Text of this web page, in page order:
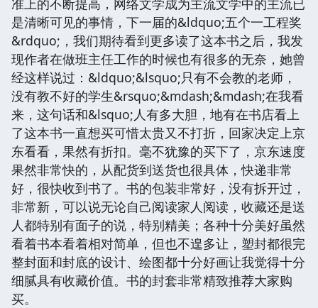
准上的不断提高，网络文学成为主流文学中的主流已
是清晰可见的事情，下一届的&ldquo;五个一工程奖
&rdquo;，我们期待看到更多读了这本书之后，我发
现作者在做班主任工作的时候也有很多的无奈，她曾
经这样说过：&ldquo;&lsquo;只有不会教的老师，
没有教不好的学生&rsquo;&mdash;&mdash;在我看
来，这句话和&lsquo;人有多大胆，地有在书店看上
了这本书一直想买可惜太贵又不打折，回家决定上京
东看看，果然有折扣。毫不犹豫的买下了，京东速度
果然非常快的，从配货到送货也很具体，快递非常
好，很快收到书了。书的包装非常好，没有拆开过，
非常新，可以说无论自己阅读家人阅读，收藏还是送
人都特别有面子的说，特别精美；各种十分美好虽然
看着书本看着相对简单，但也不遑多让，塑封都很完
整封面和封底的设计、绘图都十分好画让我觉得十分
细腻具有收藏价值。书的封套非常精致推荐大家购
买。